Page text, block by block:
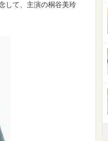
して、主演の桐谷美玲